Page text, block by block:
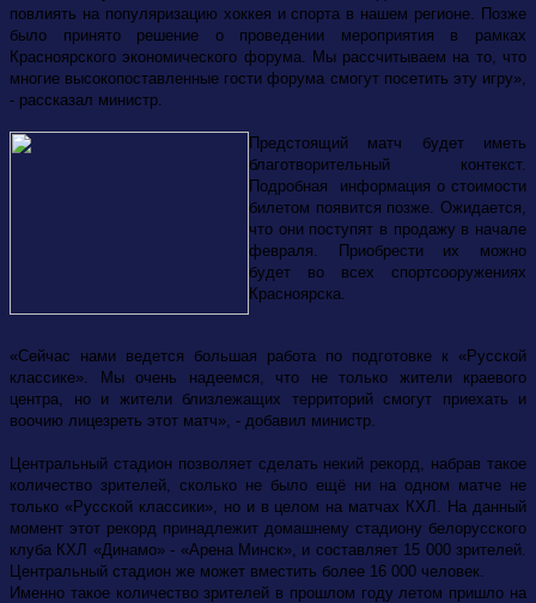
повлиять на популяризацию хоккея и спорта в нашем регионе. Позже
было принято решение о проведении мероприятия в рамках
Красноярского экономического форума. Мы рассчитываем на то, что
многие высокопоставленные гости форума смогут посетить эту игру»,
- рассказал министр.
Предстоящий матч будет иметь
благотворительный контекст.
Подробная информация о стоимости
билетом появится позже. Ожидается,
что они поступят в продажу в начале
февраля. Приобрести их можно
будет во всех спортсооружениях
Красноярска.
«Сейчас нами ведется большая работа по подготовке к «Русской
классике». Мы очень надеемся, что не только жители краевого
центра, но и жители близлежащих территорий смогут приехать и
воочию лицезреть этот матч», - добавил министр.
Центральный стадион позволяет сделать некий рекорд, набрав такое
количество зрителей, сколько не было ещё ни на одном матче не
только «Русской классики», но и в целом на матчах КХЛ. На данный
момент этот рекорд принадлежит домашнему стадиону белорусского
клуба КХЛ «Динамо» - «Арена Минск», и составляет 15 000 зрителей.
Центральный стадион же может вместить более 16 000 человек.
Именно такое количество зрителей в прошлом году летом пришло на